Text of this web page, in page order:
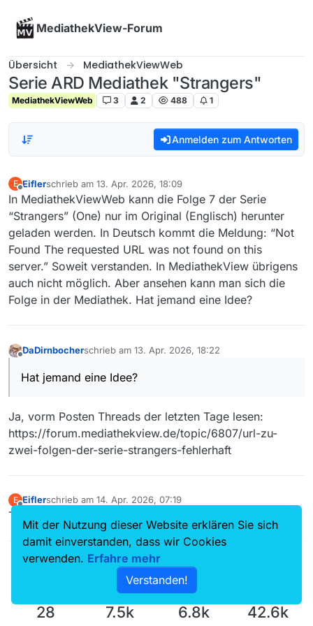
MediathekView-Forum
Übersicht MediathekViewWeb
Serie ARD Mediathek "Strangers"
MediathekViewWeb 3 2 488 1
Anmelden zum Antworten
E
Offline
Eiflerschrieb am 13. Apr. 2026, 18:09
zuletzt editiert von
In MediathekViewWeb kann die Folge 7 der Serie
“Strangers” (One) nur im Original (Englisch) herunter
geladen werden. In Deutsch kommt die Meldung: “Not
Found The requested URL was not found on this
server.” Soweit verstanden. In MediathekView übrigens
auch nicht möglich. Aber ansehen kann man sich die
Folge in der Mediathek. Hat jemand eine Idee?
DaDirnbocherschrieb am 13. Apr. 2026, 18:22
zuletzt editiert von
Hat jemand eine Idee?
Ja, vorm Posten Threads der letzten Tage lesen:
https://forum.mediathekview.de/topic/6807/url-zu-
zwei-folgen-der-serie-strangers-fehlerhaft
E Eiflerschrieb am 14. Apr. 2026, 07:19
zuletzt editiert von
Toller Tipp !
28 7.5k 6.8k 42.6k
Mit der Nutzung dieser Website erklären Sie sich
damit einverstanden, dass wir Cookies
verwenden. Erfahre mehr
Verstanden!